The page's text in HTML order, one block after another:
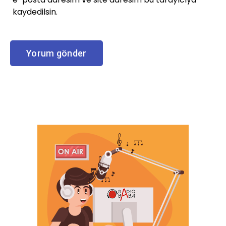
kaydedilsin.